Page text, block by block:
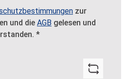
zur
und die AGB gelesen und
*